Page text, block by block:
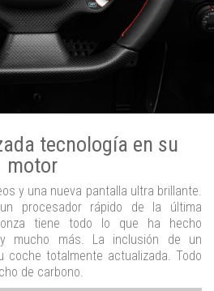
tecnología en su
motor
y una nueva pantalla ultra brillante.
procesador rápido de la última
tiene todo lo que ha hecho
y mucho más. La inclusión de un
coche totalmente actualizada. Todo
de carbono.